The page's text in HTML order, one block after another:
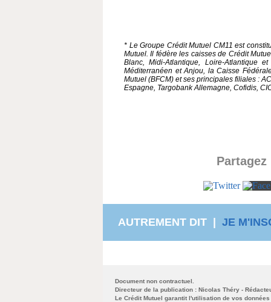
* Le Groupe Crédit Mutuel CM11 est
Mutuel. Il fédère les caisses de Crédit
Blanc, Midi-Atlantique, Loire-Atlantique
Méditerranéen et Anjou, la Caisse
Mutuel (BFCM) et ses principales filiales :
Espagne, Targobank Allemagne, Cofidis,
AUTREMENT DIT | JE
Document non contractuel.
Directeur de la publication : Nicolas Théry -
Le Crédit Mutuel garantit l'utilisation de vos